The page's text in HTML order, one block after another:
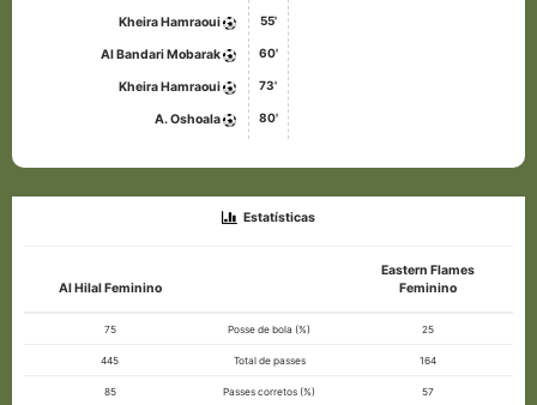
Kheira Hamraoui 55'
Al Bandari Mobarak 60'
Kheira Hamraoui 73'
A. Oshoala 80'
Estatísticas
Al Hilal Feminino
Eastern Flames
Feminino
75 Posse de bola (%) 25
445 Total de passes 164
85 Passes corretos (%) 57